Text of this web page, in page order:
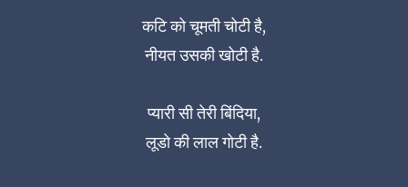
कटि को चूमती चोटी है,
नीयत उसकी खोटी है.
प्यारी सी तेरी बिंदिया,
लूडो की लाल गोटी है.